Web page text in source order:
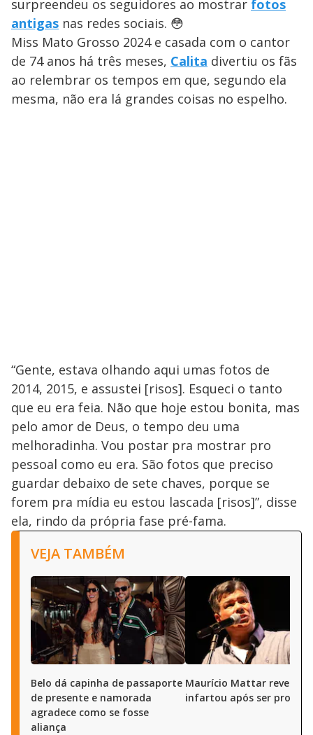
surpreendeu os seguidores ao mostrar fotos
antigas nas redes sociais. 😳
Miss Mato Grosso 2024 e casada com o cantor
de 74 anos há três meses, Calita divertiu os fãs
ao relembrar os tempos em que, segundo ela
mesma, não era lá grandes coisas no espelho.
“Gente, estava olhando aqui umas fotos de
2014, 2015, e assustei [risos]. Esqueci o tanto
que eu era feia. Não que hoje estou bonita, mas
pelo amor de Deus, o tempo deu uma
melhoradinha. Vou postar pra mostrar pro
pessoal como eu era. São fotos que preciso
guardar debaixo de sete chaves, porque se
forem pra mídia eu estou lascada [risos]”, disse
ela, rindo da própria fase pré-fama.
VEJA TAMBÉM
Belo dá capinha de passaporte
de presente e namorada
agradece como se fosse
aliança
Maurício Mattar revela
infartou após ser